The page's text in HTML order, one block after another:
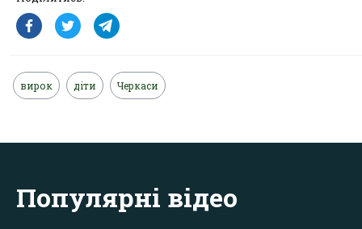
вирок діти Черкаси
Популярні відео